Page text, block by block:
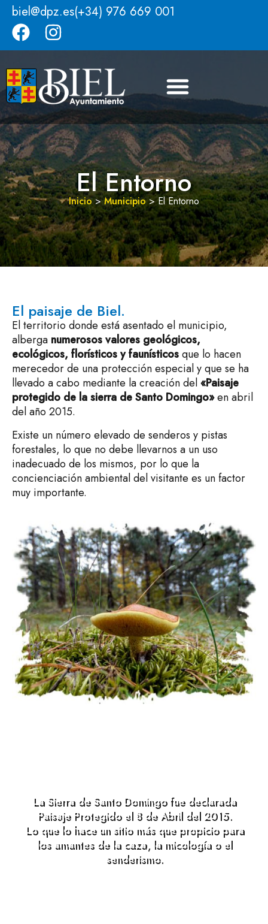
biel@dpz.es(+34) 976 669 001
El Entorno
Inicio>Municipio>El Entorno
El paisaje de Biel.
El territorio donde está asentado el municipio,
alberga numerosos valores geológicos,
ecológicos, florísticos y faunísticosque lo hacen
merecedor de una protección especial y que se ha
llevado a cabo mediante la creación del«Paisaje
protegido de la sierra de Santo Domingo»en abril
del año 2015.
Existe un número elevado de senderos y pistas
forestales, lo que no debe llevarnos a un uso
inadecuado de los mismos, por lo que la
concienciación ambiental del visitante es un factor
muy importante.
La Sierra de Santo Domingo fue declarada
Paisaje Protegido el 8 de Abril del 2015.
Lo que lo hace un sitio más que propicio para
los amantes de la caza, la micología o el
senderismo.